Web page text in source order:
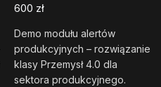
600 zł
Demo modułu alertów
produkcyjnych – rozwiązanie
klasy Przemysł 4.0 dla
sektora produkcyjnego.